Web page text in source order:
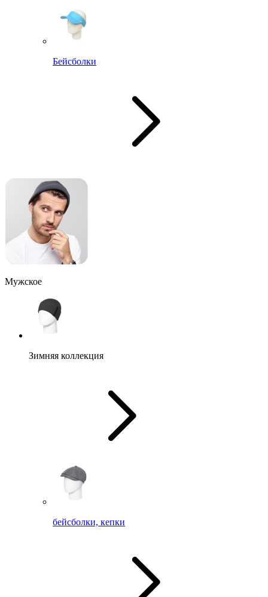
Бейсболки
Мужское
Зимняя коллекция
бейсболки, кепки